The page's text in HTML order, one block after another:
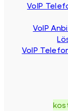
VoIP
VoIP
VoIP